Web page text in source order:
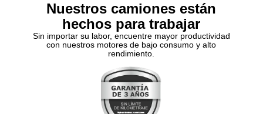
Nuestros camiones están
hechos para trabajar
Sin importar su labor, encuentre mayor productividad
con nuestros motores de bajo consumo y alto
rendimiento.